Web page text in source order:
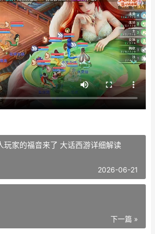
玩家的福音来了 大话西游详细解读
2026-06-21
下一篇 »